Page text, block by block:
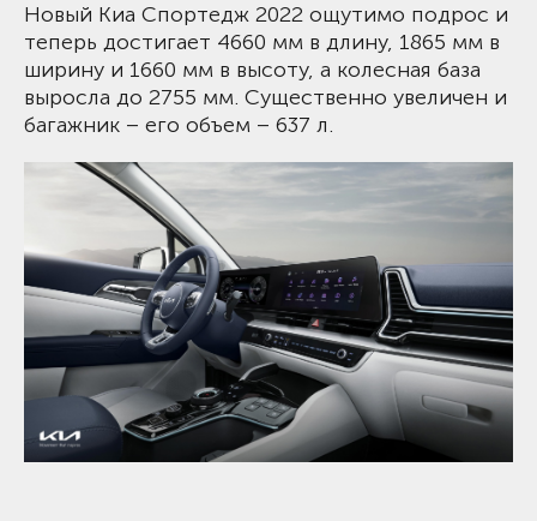
Новый Киа Спортедж 2022 ощутимо подрос и
теперь достигает 4660 мм в длину, 1865 мм в
ширину и 1660 мм в высоту, а колесная база
выросла до 2755 мм. Существенно увеличен и
багажник – его объем – 637 л.